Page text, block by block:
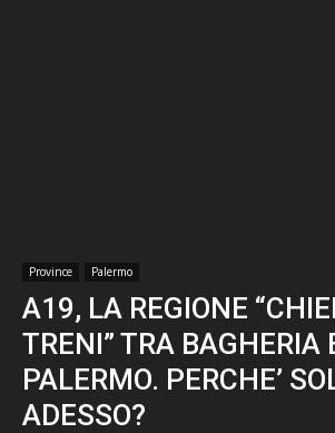
Province Palermo
A19, LA REGIONE
TRENI” TRA BAGHERIA
PALERMO. PERCHE’
ADESSO?